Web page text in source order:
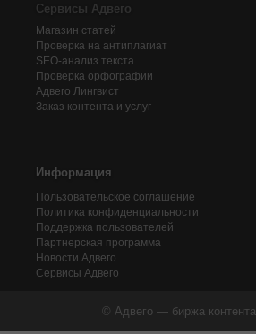
Сервисы Адвего
Магазин статей
Проверка на антиплагиат
SEO-анализ текста
Проверка орфографии
Адвего Лингвист
Заказ контента и услуг
Информация
Пользовательское соглашение
Политика конфиденциальности
Поддержка пользователей
Партнерская программа
Новости Адвего
Сервисы Адвего
© Адвего — биржа